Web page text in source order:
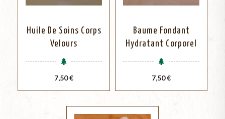
Huile De Soins Corps
Velours
Prix
7,50 €
Baume Fondant
Hydratant Corporel
Prix
7,50 €